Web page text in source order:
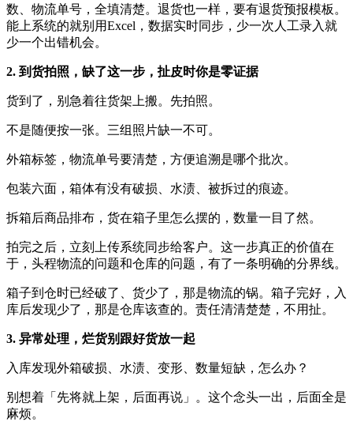
数、物流单号，全填清楚。退货也一样，要有退货预报模板。
能上系统的就别用Excel，数据实时同步，少一次人工录入就
少一个出错机会。
2. 到货拍照，缺了这一步，扯皮时你是零证据
货到了，别急着往货架上搬。先拍照。
不是随便按一张。三组照片缺一不可。
外箱标签，物流单号要清楚，方便追溯是哪个批次。
包装六面，箱体有没有破损、水渍、被拆过的痕迹。
拆箱后商品排布，货在箱子里怎么摆的，数量一目了然。
拍完之后，立刻上传系统同步给客户。这一步真正的价值在
于，头程物流的问题和仓库的问题，有了一条明确的分界线。
箱子到仓时已经破了、货少了，那是物流的锅。箱子完好，入
库后发现少了，那是仓库该查的。责任清清楚楚，不用扯。
3. 异常处理，烂货别跟好货放一起
入库发现外箱破损、水渍、变形、数量短缺，怎么办？
别想着「先将就上架，后面再说」。这个念头一出，后面全是
麻烦。